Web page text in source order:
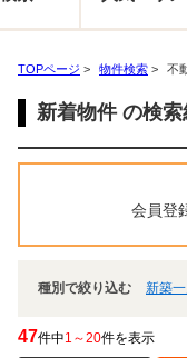
TOPページ > 物件検索 > 不
新着物件 の検
会員登
種別で絞り込む 新築
47件中1～20件を表示